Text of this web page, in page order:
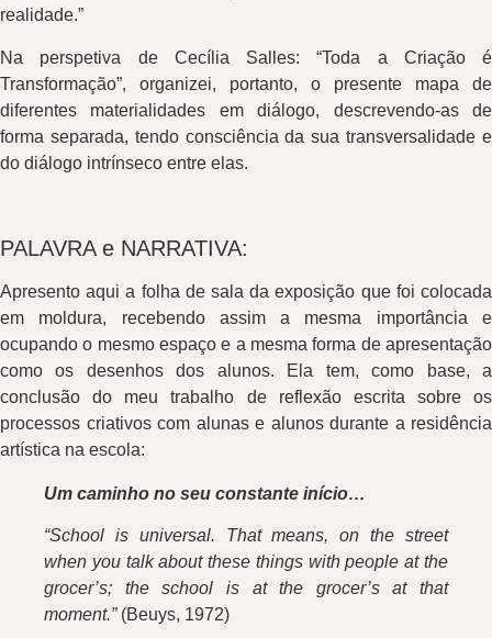
realidade.”
Na perspetiva de Cecília Salles: “Toda a Criação é
Transformação”, organizei, portanto, o presente mapa de
diferentes materialidades em diálogo, descrevendo-as de
forma separada, tendo consciência da sua transversalidade e
do diálogo intrínseco entre elas.
PALAVRA e NARRATIVA:
Apresento aqui a folha de sala da exposição que foi colocada
em moldura, recebendo assim a mesma importância e
ocupando o mesmo espaço e a mesma forma de apresentação
como os desenhos dos alunos. Ela tem, como base, a
conclusão do meu trabalho de reflexão escrita sobre os
processos criativos com alunas e alunos durante a residência
artística na escola:
Um caminho no seu constante início…
“School is universal. That means, on the street
when you talk about these things with people at the
grocer’s; the school is at the grocer’s at that
moment.” (Beuys, 1972)